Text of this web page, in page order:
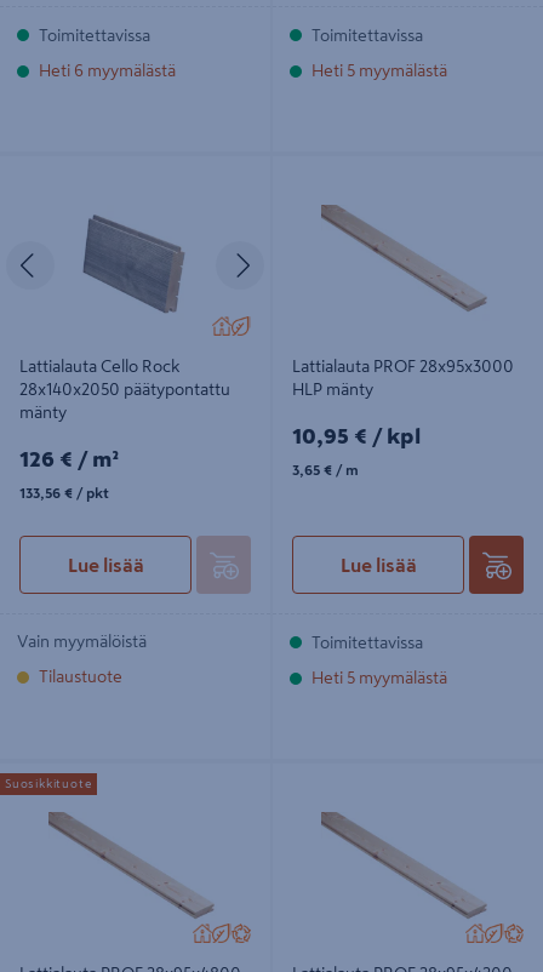
Toimitettavissa
Heti 6 myymälästä
Toimitettavissa
Heti 5 myymälästä
Edellinen
Lattialauta Cello Rock
28x140x2050 päätypontattu
mänty
126€/m²
126 € / m²
133,56€/pkt
133,56 € / pkt
Lue lisää
Vain myymälöistä
Tilaustuote
Lattialauta PROF 28x95x3000
HLP mänty
10,95€/kpl
10,95 € / kpl
3,65€/m
3,65 € / m
Lue lisää
Toimitettavissa
Heti 5 myymälästä
Lattialauta PROF 28x95x4800
mänty päätyponttu 16-20%
Suosikkituote